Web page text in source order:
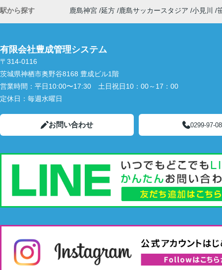
駅から探す 鹿島神宮 延方 鹿島サッカースタジア 小見川
有限会社豊成管理システム
〒314-0116
茨城県神栖市奥野谷8168 豊成ビル1階
営業時間： 平日10:00〜17:30 土日祝日10：00～17：00
定休日： 毎週水曜日
お問い合わせ 0299-97-